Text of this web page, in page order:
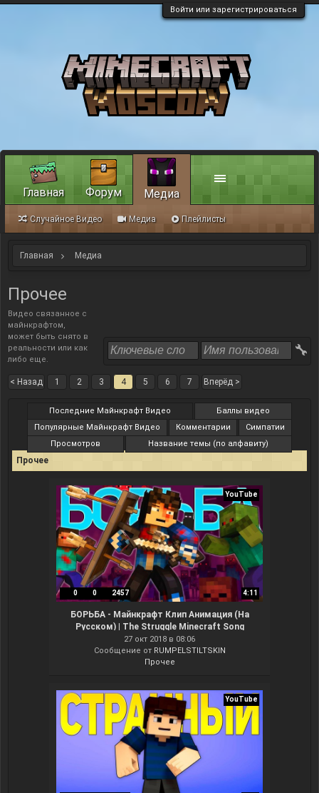
Войти или зарегистрироваться
Главная Медиа
Прочее
Видео связанное с
майнкрафтом,
может быть снято в
реальности или как
либо еще.
< Назад 1 2 3 4 5 6 7 Вперёд >
Последние Майнкрафт Видео
Баллы видео
Популярные Майнкрафт Видео
Комментарии
Симпатии
Просмотров
Название темы (по алфавиту)
Прочее
YouTube
0 0 2457 4:11
БОРЬБА - Майнкрафт Клип Анимация (На
Русском) | The Struggle Minecraft Song
Animation RUS
27 окт 2018 в 08:06
Сообщение от RUMPELSTILTSKIN
Прочее
YouTube
Главная Форум Медиа
Случайное Видео Медиа Плейлисты